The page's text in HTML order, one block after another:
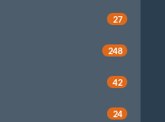
27
248
42
24